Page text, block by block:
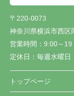
〒220-0073
神奈川県横浜市西区
営業時間： 9:00～19
定休日： 毎週水曜日
トップページ